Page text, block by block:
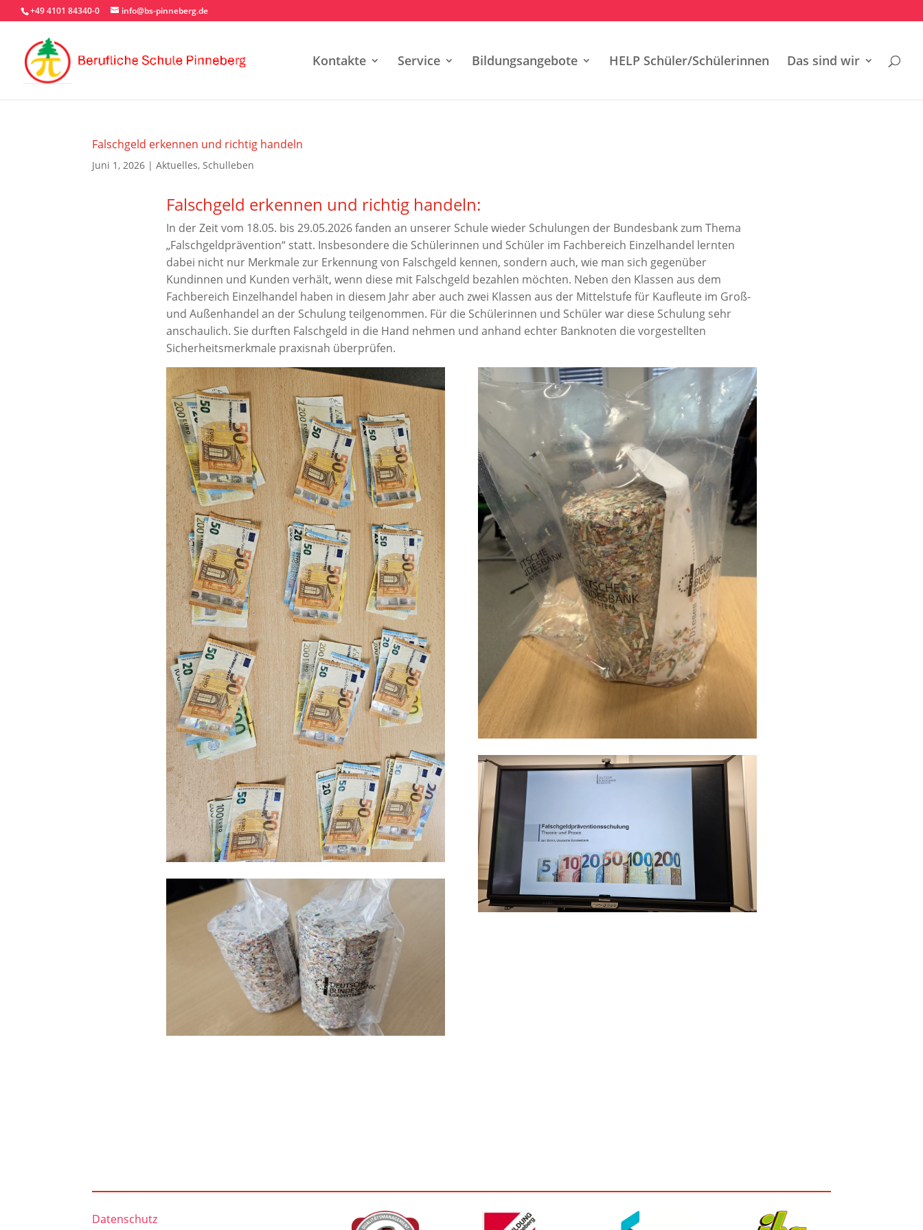
+49 4101 84340-0 info@bs-pinneberg.de
Kontakte Service Bildungsangebote HELP Schüler/Schülerinnen Das sind wir
Falschgeld erkennen und richtig handeln
Juni 1, 2026 |Aktuelles,Schulleben
Falschgeld erkennen und richtig handeln:
In der Zeit vom 18.05. bis 29.05.2026 fanden an unserer Schule wieder Schulungen der Bundesbank zum Thema
„Falschgeldprävention“ statt. Insbesondere die Schülerinnen und Schüler im Fachbereich Einzelhandel lernten
dabei nicht nur Merkmale zur Erkennung von Falschgeld kennen, sondern auch, wie man sich gegenüber
Kundinnen und Kunden verhält, wenn diese mit Falschgeld bezahlen möchten. Neben den Klassen aus dem
Fachbereich Einzelhandel haben in diesem Jahr aber auch zwei Klassen aus der Mittelstufe für Kaufleute im Groß-
und Außenhandel an der Schulung teilgenommen. Für die Schülerinnen und Schüler war diese Schulung sehr
anschaulich. Sie durften Falschgeld in die Hand nehmen und anhand echter Banknoten die vorgestellten
Sicherheitsmerkmale praxisnah überprüfen.
Datenschutz